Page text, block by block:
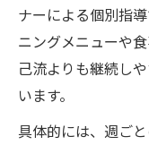
め方
ダイエッ
習慣とは
ット提案
ナーによる個別指
ニングメニューや
己流よりも継続し
います。
具体的には、週ご